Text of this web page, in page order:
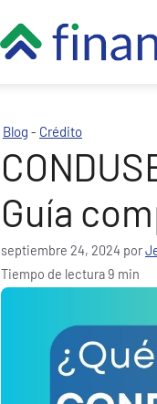
Blog - Crédito
Guía
septiembre 24, 2024 por
Tiempo de lectura 9 min